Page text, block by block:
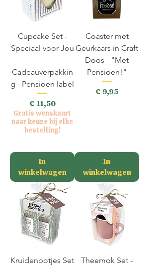
Cupcake Set -
Speciaal voor Jou
-
Cadeauverpakkin
g - Pensioen label
Prijs
€ 11,50
Gratis wenskaart
naar keuze bij elke
bestelling!
In
winkelwagen
Coaster met
Geurkaars in Craft
Doos - "Met
Pensioen!"
Prijs
€ 9,95
In
winkelwagen
Kruidenpotjes Set
Theemok Set -